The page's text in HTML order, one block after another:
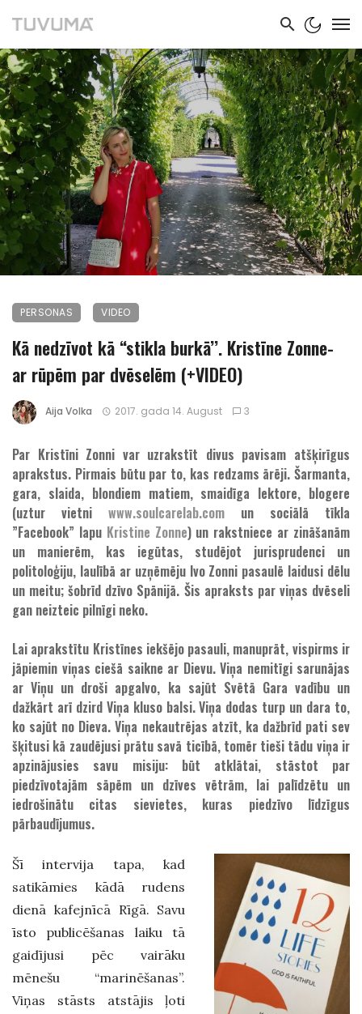
PERSONAS VIDEO
Kā nedzīvot kā “stikla burkā’’. Kristīne Zonne-
ar rūpēm par dvēselēm (+VIDEO)
Aija Volka 2017. gada 14. August 3
Par Kristīni Zonni var uzrakstīt divus pavisam atšķirīgus
aprakstus. Pirmais būtu par to, kas redzams ārēji. Šarmanta,
gara, slaida, blondiem matiem, smaidīga lektore, blogere
(uztur vietni www.soulcarelab.com un sociālā tīkla
”Facebook” lapu Kristine Zonne) un rakstniece ar zināšanām
un manierēm, kas iegūtas, studējot jurisprudenci un
politoloģiju, laulībā ar uzņēmēju Ivo Zonni pasaulē laidusi dēlu
un meitu; šobrīd dzīvo Spānijā. Šis apraksts par viņas dvēseli
gan neizteic pilnīgi neko.
Lai aprakstītu Kristīnes iekšējo pasauli, manuprāt, vispirms ir
jāpiemin viņas ciešā saikne ar Dievu. Viņa nemitīgi sarunājas
ar Viņu un droši apgalvo, ka sajūt Svētā Gara vadību un
dažkārt arī dzird Viņa kluso balsi. Viņa dodas turp un dara to,
ko sajūt no Dieva. Viņa nekautrējas atzīt, ka dažbrīd pati sev
šķitusi kā zaudējusi prātu savā ticībā, tomēr tieši tādu viņa ir
apzinājusies savu misiju: būt atklātai, stāstot par
piedzīvotajām sāpēm un dzīves vētrām, lai palīdzētu un
iedrošinātu citas sievietes, kuras piedzīvo līdzīgus
pārbaudījumus.
Šī intervija tapa, kad
satikāmies kādā rudens
dienā kafejnīcā Rīgā. Savu
īsto publicēšanas laiku tā
gaidījusi pēc vairāku
mēnešu “marinēšanas”.
Viņas stāsts atstājis ļoti